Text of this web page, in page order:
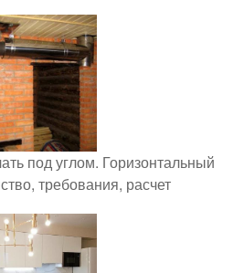
под углом. Горизонтальный
требования, расчет